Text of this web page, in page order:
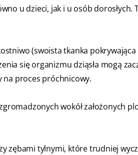
u dzieci, jak i u osób dorosłych.
(swoista tkanka pokrywająca
się organizmu dziąsła mogą
na proces próchnicowy.
wokół założonych
zębami tylnymi, które trudniej